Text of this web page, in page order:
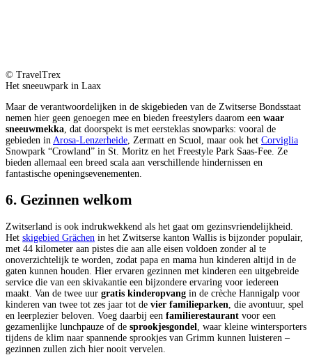
© TravelTrex
Het sneeuwpark in Laax
Maar de verantwoordelijken in de skigebieden van de Zwitserse Bondsstaat
nemen hier geen genoegen mee en bieden freestylers daarom een waar
sneeuwmekka, dat doorspekt is met eersteklas snowparks: vooral de
gebieden in Arosa-Lenzerheide, Zermatt en Scuol, maar ook het Corviglia
Snowpark “Crowland” in St. Moritz en het Freestyle Park Saas-Fee. Ze
bieden allemaal een breed scala aan verschillende hindernissen en
fantastische openingsevenementen.
6. Gezinnen welkom
Zwitserland is ook indrukwekkend als het gaat om gezinsvriendelijkheid.
Het skigebied Grächen in het Zwitserse kanton Wallis is bijzonder populair,
met 44 kilometer aan pistes die aan alle eisen voldoen zonder al te
onoverzichtelijk te worden, zodat papa en mama hun kinderen altijd in de
gaten kunnen houden. Hier ervaren gezinnen met kinderen een uitgebreide
service die van een skivakantie een bijzondere ervaring voor iedereen
maakt. Van de twee uur gratis kinderopvang in de crèche Hannigalp voor
kinderen van twee tot zes jaar tot de vier familieparken , die avontuur, spel
en leerplezier beloven. Voeg daarbij een familierestaurant voor een
gezamenlijke lunchpauze of de sprookjesgondel
, waar kleine wintersporters
tijdens de klim naar spannende sprookjes van Grimm kunnen luisteren –
gezinnen zullen zich hier nooit vervelen.